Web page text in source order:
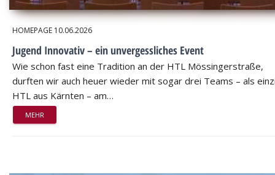
HOMEPAGE 10.06.2026
Jugend Innovativ – ein unvergessliches Event
Wie schon fast eine Tradition an der HTL Mössingerstraße,
durften wir auch heuer wieder mit sogar drei Teams – als
HTL aus Kärnten – am…
MEHR